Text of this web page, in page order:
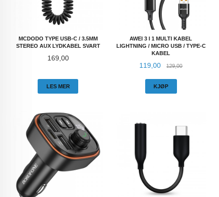
MCDODO TYPE USB-C / 3.5MM
STEREO AUX LYDKABEL SVART
Pris
169,00
LES MER
AWEI 3 I 1 MULTI KABEL
LIGHTNING / MICRO USB / TYPE-C
KABEL
Tilbud
119,00 129,00Rabatt
KJØP